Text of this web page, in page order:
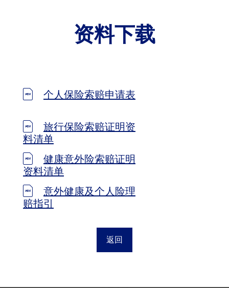
资料下载
个人保险索赔申请表
旅行保险索赔证明资
料清单
健康意外险索赔证明
资料清单
意外健康及个人险理
赔指引
返回